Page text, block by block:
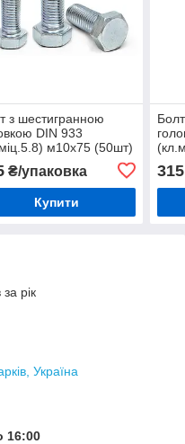
з шестигранною
DIN 933
м10х75 (50шт)
₴/упаковка
Купити
315
рік
Україна
16:00